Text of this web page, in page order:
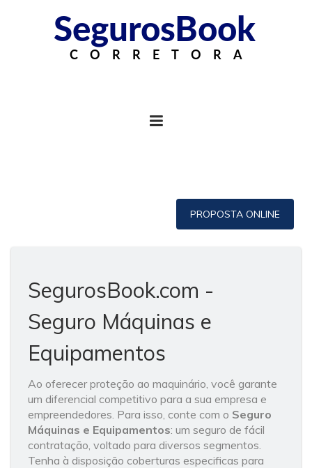
PROPOSTA ONLINE
SegurosBook.com -
Seguro Máquinas e
Equipamentos
Ao oferecer proteção ao maquinário, você garante
um diferencial competitivo para a sua empresa e
empreendedores. Para isso, conte com o Seguro
Máquinas e Equipamentos: um seguro de fácil
contratação, voltado para diversos segmentos.
Tenha à disposição coberturas especificas para